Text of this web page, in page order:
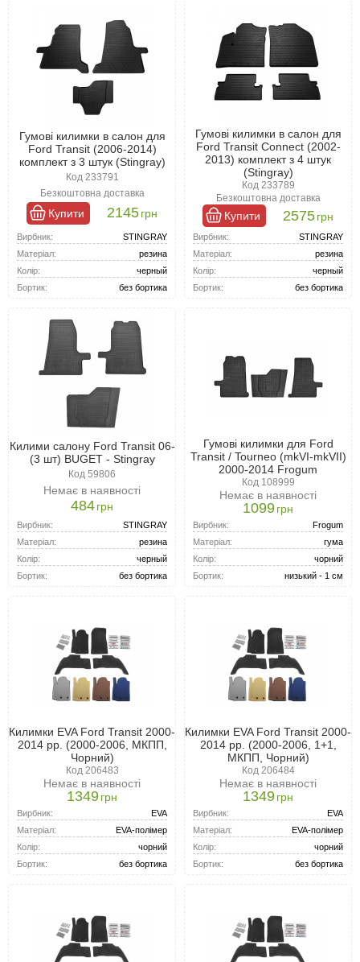
Гумові килимки в салон для
Ford Transit (2006-2014)
комплект з 3 штук (Stingray)
Код 233791
Безкоштовна доставка
Купити 2145грн
Вирбник:
STINGRAY
Матеріал:
резина
Колір:
черный
Бортик:
без бортика
Гумові килимки в салон для
Ford Transit Connect (2002-
2013) комплект з 4 штук
(Stingray)
Код 233789
Безкоштовна доставка
Купити 2575грн
Вирбник:
STINGRAY
Матеріал:
резина
Колір:
черный
Бортик:
без бортика
Килими салону Ford Transit 06-
(3 шт) BUGET - Stingray
Код 59806
Немає в наявності
484грн
Вирбник:
STINGRAY
Матеріал:
резина
Колір:
черный
Бортик:
без бортика
Гумові килимки для Ford
Transit / Tourneo (mkVI-mkVII)
2000-2014 Frogum
Код 108999
Немає в наявності
1099грн
Вирбник:
Frogum
Матеріал:
гума
Колір:
чорний
Бортик:
низький - 1 см
Килимки EVA Ford Transit 2000-
2014 рр. (2000-2006, МКПП,
Чорний)
Код 206483
Немає в наявності
1349грн
Вирбник:
EVA
Матеріал:
EVA-полімер
Колір:
чорний
Бортик:
без бортика
Килимки EVA Ford Transit 2000-
2014 рр. (2000-2006, 1+1,
МКПП, Чорний)
Код 206484
Немає в наявності
1349грн
Вирбник:
EVA
Матеріал:
EVA-полімер
Колір:
чорний
Бортик:
без бортика